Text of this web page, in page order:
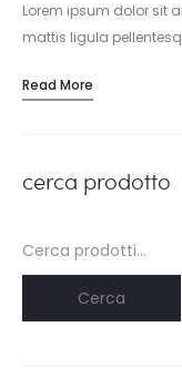
Lorem ipsum dolor sit
mattis ligula
Read More
cerca prodotto
Cerca:
Cerca